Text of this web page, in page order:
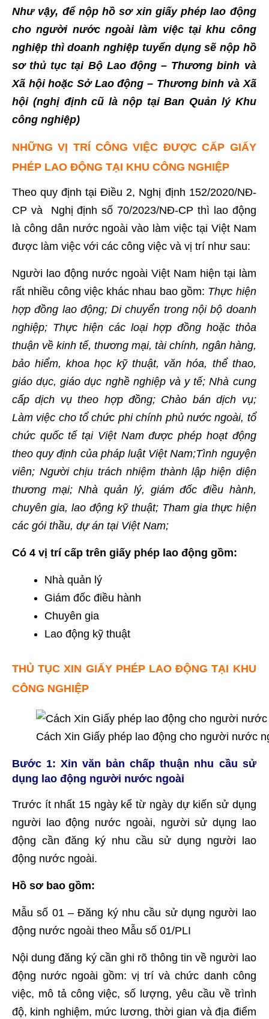
Như vậy, để nộp hồ sơ xin giấy phép lao động
cho người nước ngoài làm việc tại khu công
nghiệp thì doanh nghiệp tuyển dụng sẽ nộp hồ
sơ thủ tục tại Bộ Lao động – Thương binh và
Xã hội hoặc Sở Lao động – Thương binh và Xã
hội (nghị định cũ là nộp tại Ban Quản lý Khu
công nghiệp)
NHỮNG VỊ TRÍ CÔNG VIỆC ĐƯỢC CẤP GIẤY
PHÉP LAO ĐỘNG TẠI KHU CÔNG NGHIỆP
Theo quy định tại Điều 2, Nghị định 152/2020/NĐ-
CP và
Nghị định số 70/2023/NĐ-CP thì lao động
là công dân nước ngoài vào làm việc tại Việt Nam
được làm việc với các công việc và vị trí như sau:
Người lao động nước ngoài Việt Nam hiện tại làm
rất nhiều công việc khác nhau bao gồm: Thực hiện
hợp đồng lao động; Di chuyển trong nội bộ doanh
nghiệp; Thực hiện các loại hợp đồng hoặc thỏa
thuận về kinh tế, thương mại, tài chính, ngân hàng,
bảo hiểm, khoa học kỹ thuật, văn hóa, thể thao,
giáo dục, giáo dục nghề nghiệp và y tế; Nhà cung
cấp dịch vụ theo hợp đồng; Chào bán dịch vụ;
Làm việc cho tổ chức phi chính phủ nước ngoài, tổ
chức quốc tế tại Việt Nam được phép hoạt động
theo quy định của pháp luật Việt Nam;Tình nguyện
viên; Người chịu trách nhiệm thành lập hiện diện
thương mại; Nhà quản lý, giám đốc điều hành,
chuyên gia, lao động kỹ thuật; Tham gia thực hiện
các gói thầu, dự án tại Việt Nam;
Có 4 vị trí cấp trên giấy phép lao động gồm:
Nhà quản lý
Giám đốc điều hành
Chuyên gia
Lao động kỹ thuật
THỦ TỤC XIN GIẤY PHÉP LAO ĐỘNG TẠI KHU
CÔNG NGHIỆP
Cách Xin Giấy phép lao động cho người nước
Bước 1: Xin văn bản chấp thuận nhu cầu sử
dụng lao động người nước ngoài
Trước ít nhất 15 ngày kể từ ngày dự kiến sử dụng
người lao động nước ngoài, người sử dụng lao
động cần đăng ký nhu cầu sử dụng người lao
động nước ngoài.
Hồ sơ bao gồm:
Mẫu số 01 – Đăng ký nhu cầu sử dụng người lao
động nước ngoài theo Mẫu số 01/PLI
Nội dung đăng ký cần ghi rõ thông tin về người lao
động nước ngoài gồm: vị trí và chức danh công
việc, mô tả công việc, số lượng, yêu cầu về trình
độ, kinh nghiệm, mức lương, thời gian và địa điểm